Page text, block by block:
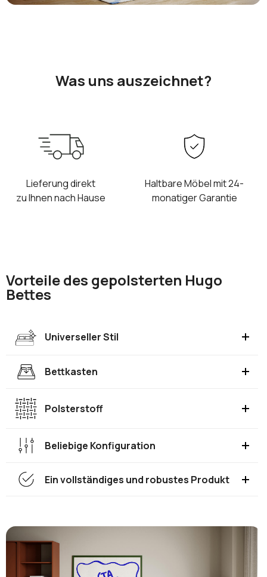
Was uns auszeichnet?
Lieferung direkt
zu Ihnen nach Hause
Haltbare Möbel mit 24-
monatiger Garantie
Vorteile des gepolsterten Hugo
Bettes
Universeller Stil
Bettkasten
Polsterstoff
Beliebige Konfiguration
Ein vollständiges und robustes Produkt